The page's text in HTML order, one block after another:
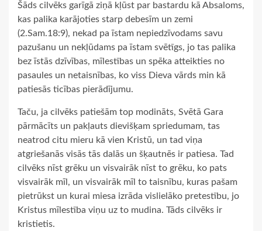
Šāds cilvēks garīgā ziņā kļūst par bastardu kā Absaloms,
kas palika karājoties starp debesīm un zemi
(2.Sam.18:9), nekad pa īstam nepiedzīvodams savu
pazušanu un nekļūdams pa īstam svētīgs, jo tas palika
bez īstās dzīvības, mīlestības un spēka atteikties no
pasaules un netaisnības, ko viss Dieva vārds min kā
patiesās ticības pierādījumu.
Taču, ja cilvēks patiešām top modināts, Svētā Gara
pārmācīts un pakļauts dievišķam spriedumam, tas
neatrod citu mieru kā vien Kristū, un tad viņa
atgriešanās visās tās dalās un šķautnēs ir patiesa. Tad
cilvēks nīst grēku un visvairāk nīst to grēku, ko pats
visvairāk mīl, un visvairāk mīl to taisnību, kuras pašam
pietrūkst un kurai miesa izrāda vislielāko pretestību, jo
Kristus mīlestība viņu uz to mudina. Tāds cilvēks ir
kristietis.